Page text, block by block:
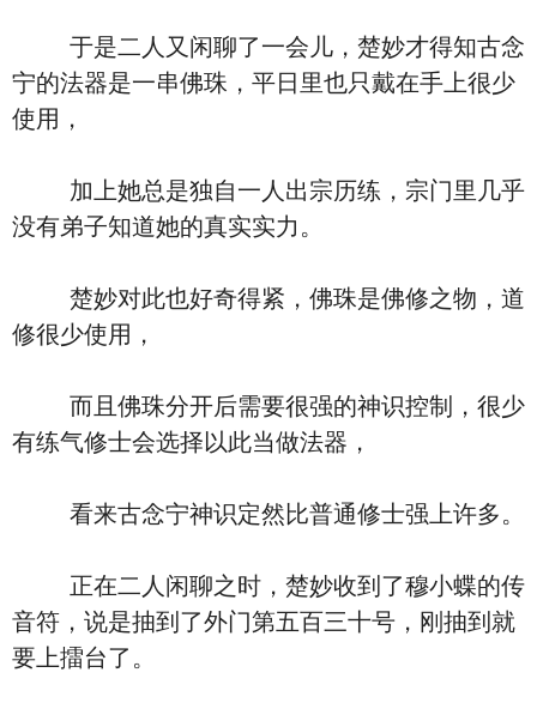
于是二人又闲聊了一会儿，楚妙才得知古念
宁的法器是一串佛珠，平日里也只戴在手上很少
使用，
加上她总是独自一人出宗历练，宗门里几乎
没有弟子知道她的真实实力。
楚妙对此也好奇得紧，佛珠是佛修之物，道
修很少使用，
而且佛珠分开后需要很强的神识控制，很少
有练气修士会选择以此当做法器，
看来古念宁神识定然比普通修士强上许多。
正在二人闲聊之时，楚妙收到了穆小蝶的传
音符，说是抽到了外门第五百三十号，刚抽到就
要上擂台了。